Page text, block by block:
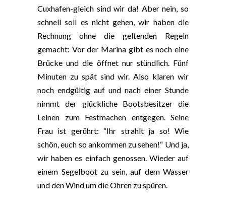
Cuxhafen-gleich sind wir da! Aber nein, so
schnell soll es nicht gehen, wir haben die
Rechnung ohne die geltenden Regeln
gemacht: Vor der Marina gibt es noch eine
Brücke und die öffnet nur stündlich. Fünf
Minuten zu spät sind wir. Also klaren wir
noch endgültig auf und nach einer Stunde
nimmt der glückliche Bootsbesitzer die
Leinen zum Festmachen entgegen. Seine
Frau ist gerührt: “Ihr strahlt ja so! Wie
schön, euch so ankommen zu sehen!“ Und ja,
wir haben es einfach genossen. Wieder auf
einem Segelboot zu sein, auf dem Wasser
und den Wind um die Ohren zu spüren.